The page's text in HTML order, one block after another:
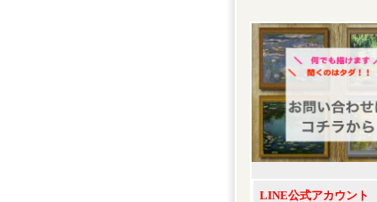
LINE公式アカウント